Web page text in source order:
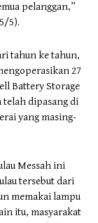
pelanggan,”
5).
tahun ke tahun,
27
Battery Storage
telah dipasang di
yang masing-
Messah ini
tersebut dari
memakai lampu
itu, masyarakat